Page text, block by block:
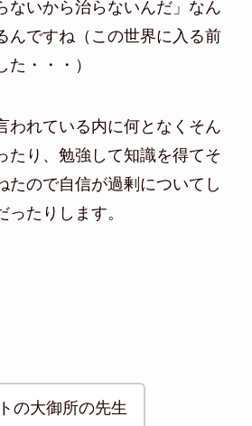
ないから治らないんだ」なん
んですね（この世界に入る前
・・・）
われている内に何となくそん
たり、勉強して知識を得てそ
たので自信が過剰についてし
ったりします。
の大御所の先生